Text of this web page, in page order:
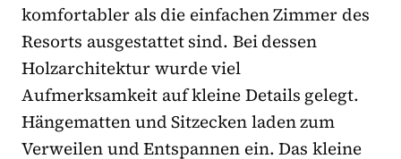
komfortabler als die einfachen Zimmer des
Resorts ausgestattet sind. Bei dessen
Holzarchitektur wurde viel
Aufmerksamkeit auf kleine Details gelegt.
Hängematten und Sitzecken laden zum
Verweilen und Entspannen ein. Das kleine